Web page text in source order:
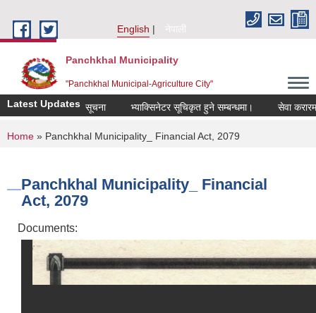
English
नेपाली
Panchkhal Municipality
"Panchkhal Municipal-Agriculture City"
Latest Updatesसूचना भ्याक्सिनेटर सूचिकृत हुने सम्बन्धमा। सेवा करारमा
You are here
Home » Panchkhal Municipality_ Financial Act, 2079
Panchkhal Municipality_ Financial
Act, 2079
Documents: